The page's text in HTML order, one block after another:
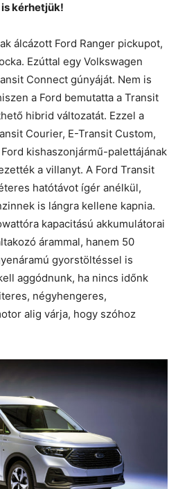
kérhetjük!
álcázott Ford Ranger pickupot,
Ezúttal egy Volkswagen
Connect gúnyáját. Nem is
a Ford bemutatta a Transit
hibrid változatát. Ezzel a
Courier, E-Transit Custom,
kishaszonjármű-palettájának
a villanyt. A Ford Transit
hatótávot ígér anélkül,
is lángra kellene kapnia.
kapacitású akkumulátorai
árammal, hanem 50
gyorstöltéssel is
aggódnunk, ha nincs időnk
négyhengeres,
alig várja, hogy szóhoz